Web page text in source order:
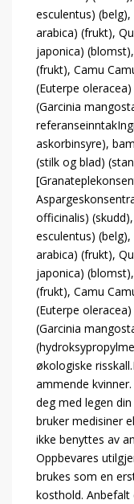
esculentus)
arabica) (frukt),
japonica)
(frukt), Camu
(Euterpe
(Garcinia
askorbinsyre),
(stilk og blad)
officinalis)
esculentus)
arabica) (frukt),
japonica)
(frukt), Camu
(Euterpe
(Garcinia
økologiske
ammende
deg med legen
bruker medisiner
ikke benyttes av
Oppbevares
brukes som en
kosthold. Anbefalt